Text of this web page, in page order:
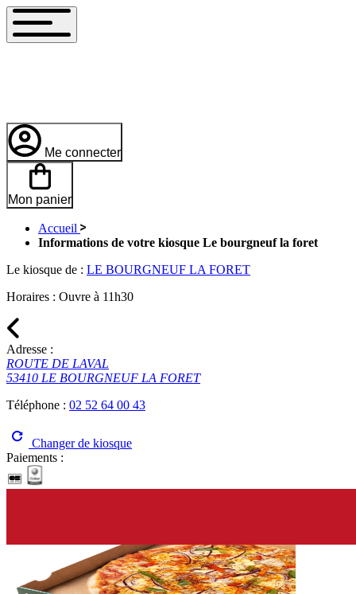
Me connecter
Mon panier
Accueil
Informations de votre kiosque Le bourgneuf la foret
Le kiosque de : LE BOURGNEUF LA FORET
Horaires : Ouvre à 11h30
Adresse :
ROUTE DE LAVAL
53410 LE BOURGNEUF LA FORET
Téléphone : 02 52 64 00 43
Changer de kiosque
Paiements :